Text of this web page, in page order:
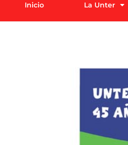
Inicio La Unter